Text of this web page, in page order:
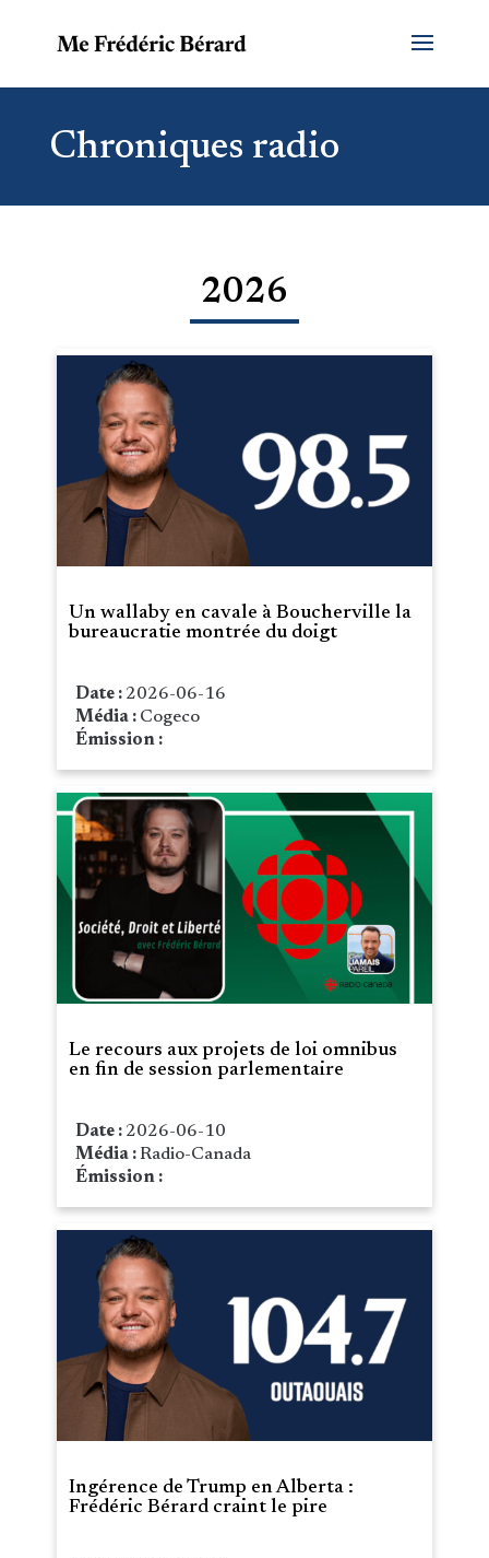
Chroniques radio
2026
Un wallaby en cavale à Boucherville la
bureaucratie montrée du doigt
Date : 2026-06-16
Média : Cogeco
Émission :
Le recours aux projets de loi omnibus
en fin de session parlementaire
Date : 2026-06-10
Média :Radio-Canada
Émission :
Ingérence de Trump en Alberta :
Frédéric Bérard craint le pire